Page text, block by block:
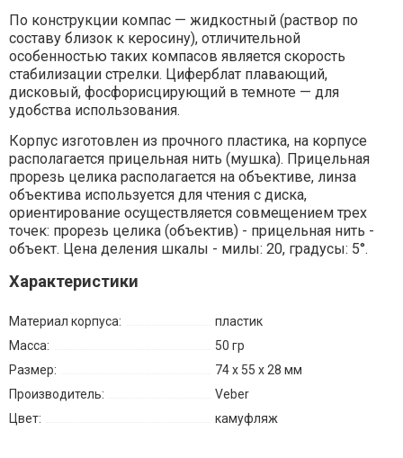
По конструкции компас — жидкостный (раствор по
составу близок к керосину), отличительной
особенностью таких компасов является скорость
стабилизации стрелки. Циферблат плавающий,
дисковый, фосфорисцирующий в темноте — для
удобства использования.
Корпус изготовлен из прочного пластика, на корпусе
располагается прицельная нить (мушка). Прицельная
прорезь целика располагается на объективе, линза
объектива используется для чтения с диска,
ориентирование осуществляется совмещением трех
точек: прорезь целика (объектив) - прицельная нить -
объект. Цена деления шкалы - милы: 20, градусы: 5°.
Характеристики
Материал корпуса:
пластик
Масса:
50 гр
Размер:
74 x 55 x 28 мм
Производитель:
Veber
Цвет:
камуфляж